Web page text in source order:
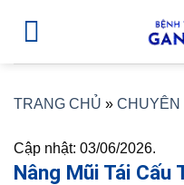
TRANG CHỦ » CHUYÊN
Cập nhật: 03/06/2026.
Nâng Mũi Tái Cấu